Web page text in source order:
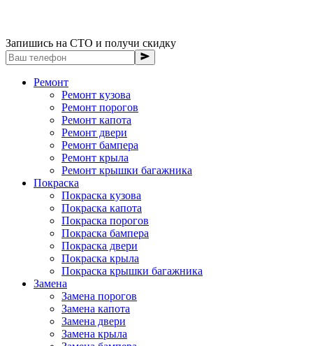
Запишись на СТО и получи скидку
Ремонт
Ремонт кузова
Ремонт порогов
Ремонт капота
Ремонт двери
Ремонт бампера
Ремонт крыла
Ремонт крышки багажника
Покраска
Покраска кузова
Покраска капота
Покраска порогов
Покраска бампера
Покраска двери
Покраска крыла
Покраска крышки багажника
Замена
Замена порогов
Замена капота
Замена двери
Замена крыла